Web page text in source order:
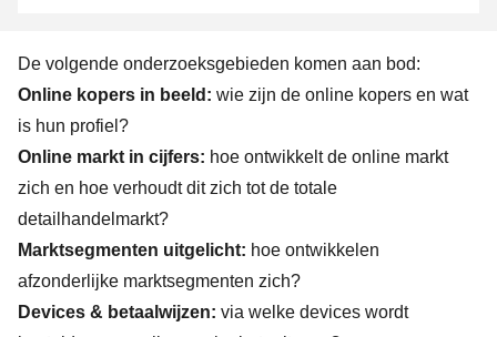
De volgende onderzoeksgebieden komen aan bod:
Online kopers in beeld: wie zijn de online kopers en wat
is hun profiel?
Online markt in cijfers: hoe ontwikkelt de online markt
zich en hoe verhoudt dit zich tot de totale
detailhandelmarkt?
Marktsegmenten uitgelicht: hoe ontwikkelen
afzonderlijke marktsegmenten zich?
Devices & betaalwijzen: via welke devices wordt